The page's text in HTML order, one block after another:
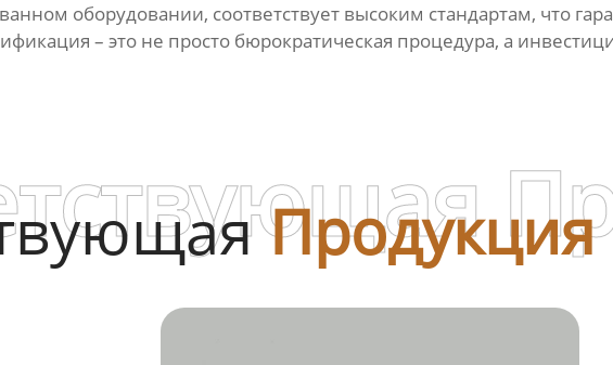
оборудовании, соответствует высоким стандартам, что
– это не просто бюрократическая процедура, а
Продукция